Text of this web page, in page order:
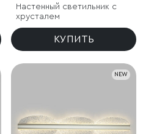
Настенный светильник с
хрусталем
КУПИТЬ
NEW